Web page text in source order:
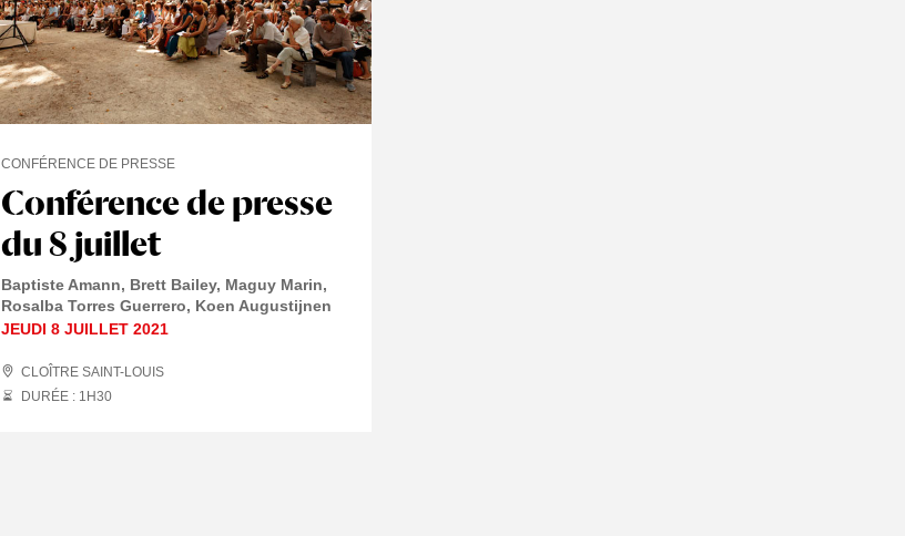
Conférence de presse
du 8 juillet
CONFÉRENCE DE PRESSE
Baptiste Amann Brett Bailey Maguy Marin
Rosalba Torres Guerrero
Koen Augustijnen
JEUDI 8 JUILLET 2021
CLOÎTRE SAINT-LOUIS
DURÉE : 1 H30